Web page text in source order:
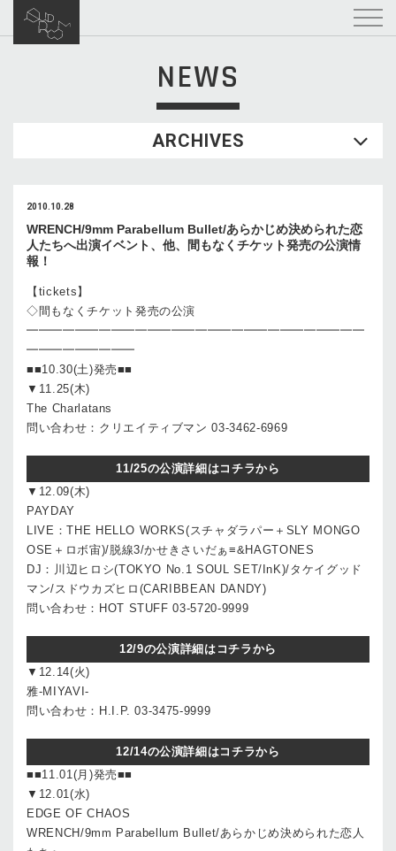
NEWS
ARCHIVES
2010.10.28
WRENCH/9mm Parabellum Bullet/あらかじめ決められた恋
人たちへ出演イベント、他、間もなくチケット発売の公演情
報！
【tickets】
◇間もなくチケット発売の公演
━━━━━━━━━━━━━━━━━━━━━━━━━━━━
━━━━━━━━━
■■10.30(土)発売■■
▼11.25(木)
The Charlatans
問い合わせ：クリエイティブマン 03-3462-6969
11/25の公演詳細はコチラから
▼12.09(木)
PAYDAY
LIVE：THE HELLO WORKS(スチャダラパー＋SLY MONGO
OSE＋ロボ宙)/脱線3/かせきさいだぁ≡&HAGTONES
DJ：川辺ヒロシ(TOKYO No.1 SOUL SET/InK)/タケイグッド
マン/スドウカズヒロ(CARIBBEAN DANDY)
問い合わせ：HOT STUFF 03-5720-9999
12/9の公演詳細はコチラから
▼12.14(火)
雅-MIYAVI-
問い合わせ：H.I.P. 03-3475-9999
12/14の公演詳細はコチラから
■■11.01(月)発売■■
▼12.01(水)
EDGE OF CHAOS
WRENCH/9mm Parabellum Bullet/あらかじめ決められた恋人